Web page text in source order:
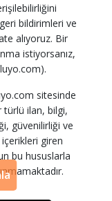
bildirimleri ve
alıyoruz. Bir
istiyorsanız,
sitesinde
türlü ilan, bilgi,
güvenilirliği ve
giren
bu hususlarla